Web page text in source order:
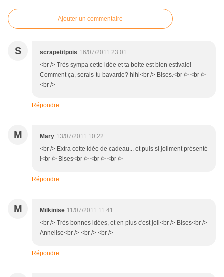
Ajouter un commentaire
S scrapetitpois 16/07/2011 23:01
<br /> Très sympa cette idée et ta boite est bien estivale!
Comment ça, serais-tu bavarde? hihi<br /> Bises.<br /> <br />
<br />
Répondre
M Mary 13/07/2011 10:22
<br /> Extra cette idée de cadeau... et puis si joliment présenté
!<br /> Bises<br /> <br /> <br />
Répondre
M Milkinise 11/07/2011 11:41
<br /> Très bonnes idées, et en plus c'est joli<br /> Bises<br />
Annelise<br /> <br /> <br />
Répondre